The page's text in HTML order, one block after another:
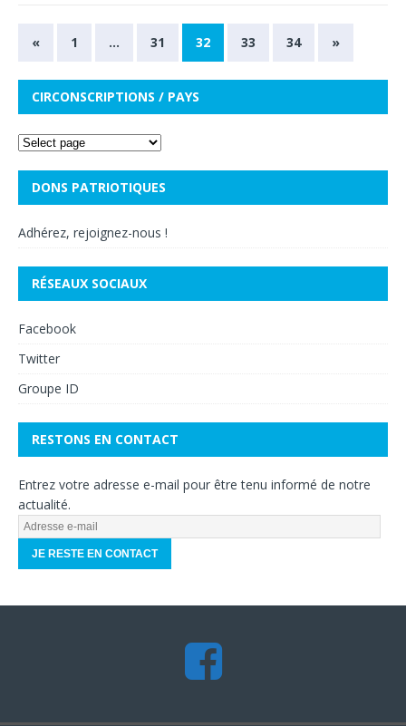
« 1 … 31 32 33 34 »
CIRCONSCRIPTIONS / PAYS
DONS PATRIOTIQUES
Adhérez, rejoignez-nous !
RÉSEAUX SOCIAUX
Facebook
Twitter
Groupe ID
RESTONS EN CONTACT
Entrez votre adresse e-mail pour être tenu informé de notre
actualité.
A
s